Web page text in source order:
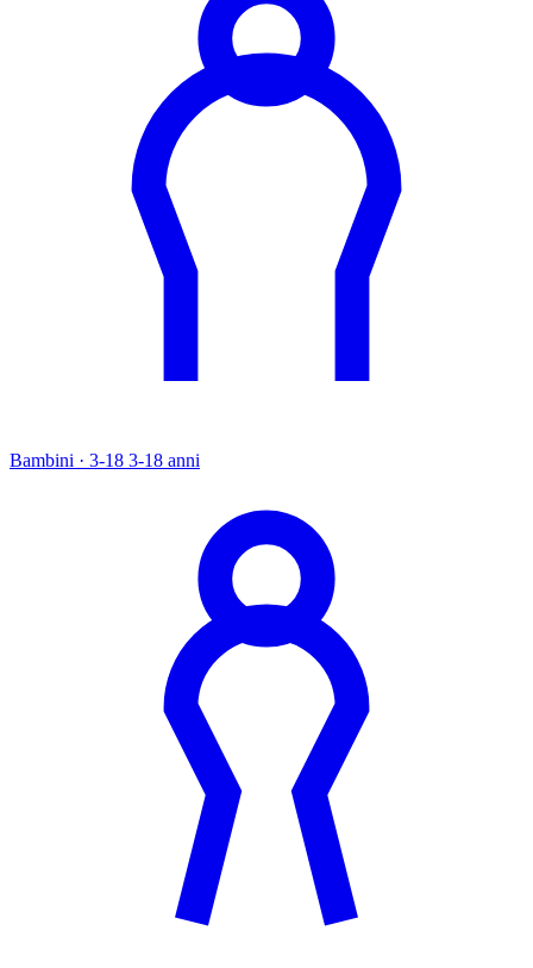
Bambini · 3-18 3-18 anni